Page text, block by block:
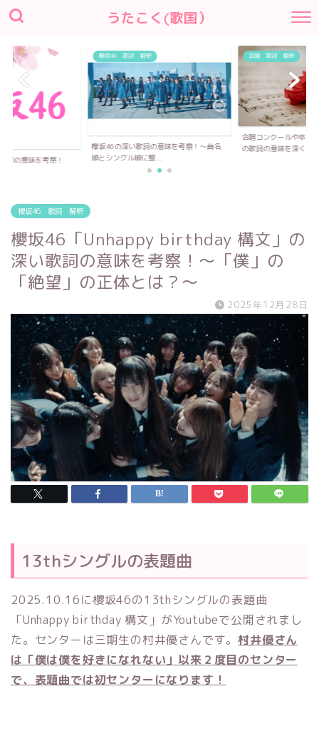
うたこく(歌国）
詞の意味を考察！
欅坂46 歌詞 解釈
欅坂46の深い歌詞の意味を考察！〜曲名
順とシングル順に整...
合唱 歌詞 解釈
合唱コンクールや卒業
の歌詞の意味を深く...
櫻坂46 歌詞 解釈
櫻坂46「Unhappy birthday 構文」の
深い歌詞の意味を考察！〜「僕」の
「絶望」の正体とは？～
2025年12月28日
13thシングルの表題曲
2025.10.16に櫻坂46の13thシングルの表題曲
「Unhappy birthday 構文」がYoutubeで公開されまし
た。センターは三期生の村井優さんです。村井優さん
は「僕は僕を好きになれない」以来２度目のセンター
で、表題曲では初センターになります！